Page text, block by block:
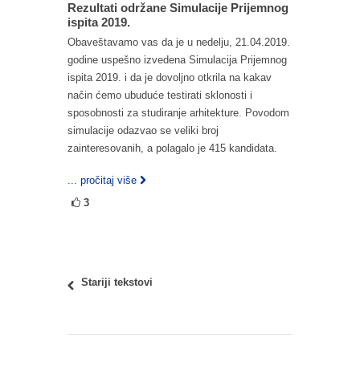
Rezultati održane Simulacije Prijemnog
ispita 2019.
Obaveštavamo vas da je u nedelju, 21.04.2019.
godine uspešno izvedena Simulacija Prijemnog
ispita 2019. i da je dovoljno otkrila na kakav
način ćemo ubuduće testirati sklonosti i
sposobnosti za studiranje arhitekture. Povodom
simulacije odazvao se veliki broj
zainteresovanih, a polagalo je 415 kandidata.
... pročitaj više
3
Stariji tekstovi